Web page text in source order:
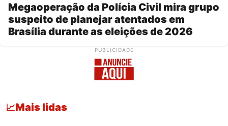
Megaoperação da Polícia Civil mira grupo
suspeito de planejar atentados em
Brasília durante as eleições de 2026
PUBLICIDADE
📈Mais lidas